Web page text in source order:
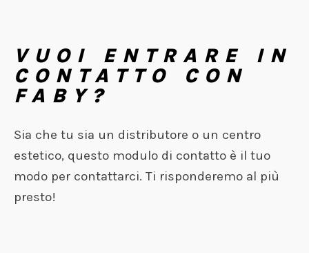
VUOI ENTRARE IN
CONTATTO CON
FABY?
Sia che tu sia un distributore o un centro
estetico, questo modulo di contatto è il tuo
modo per contattarci. Ti risponderemo al più
presto!